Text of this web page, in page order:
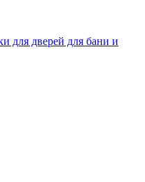
для дверей для бани и